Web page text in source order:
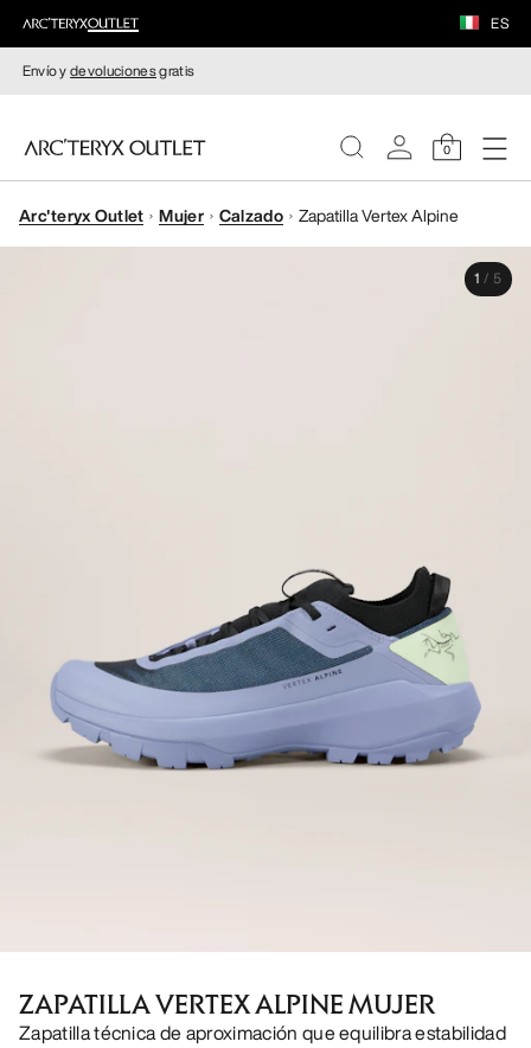
ES
Envío ydevolucionesgratis
0
MUJERE
Arc'teryx Outlet Mujer Calzado Zapatilla Vertex Alpine
1 / 5
ZAPATILLA VERTEX ALPINE MUJER
Zapatilla técnica de aproximación que equilibra estabilidad